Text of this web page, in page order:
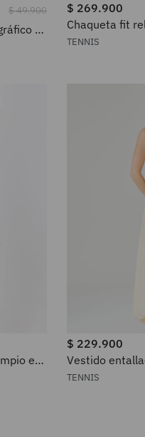
$49.900
al
$ 269.900
Chaqueta fit
algodón beige
TENNIS
en
$ 229.900
Vestido
en algodón
TENNIS